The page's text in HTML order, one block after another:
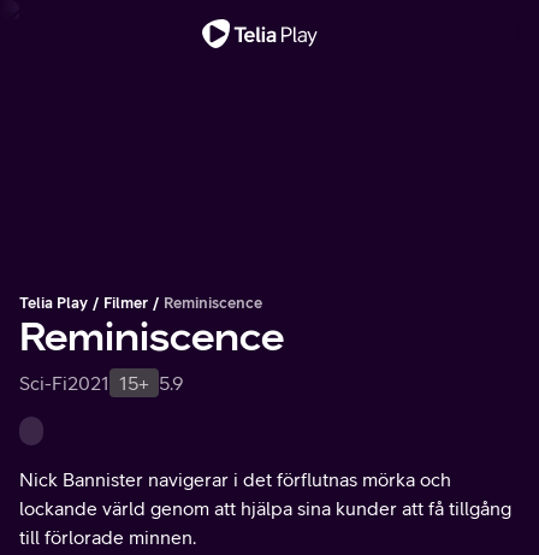
Telia Play Filmer Reminiscence
Reminiscence
Sci-Fi2021 15+ 5.9
Nick Bannister navigerar i det förflutnas mörka och
lockande värld genom att hjälpa sina kunder att få tillgång
till förlorade minnen.